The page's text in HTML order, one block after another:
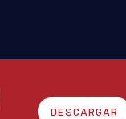
DESCARGAR